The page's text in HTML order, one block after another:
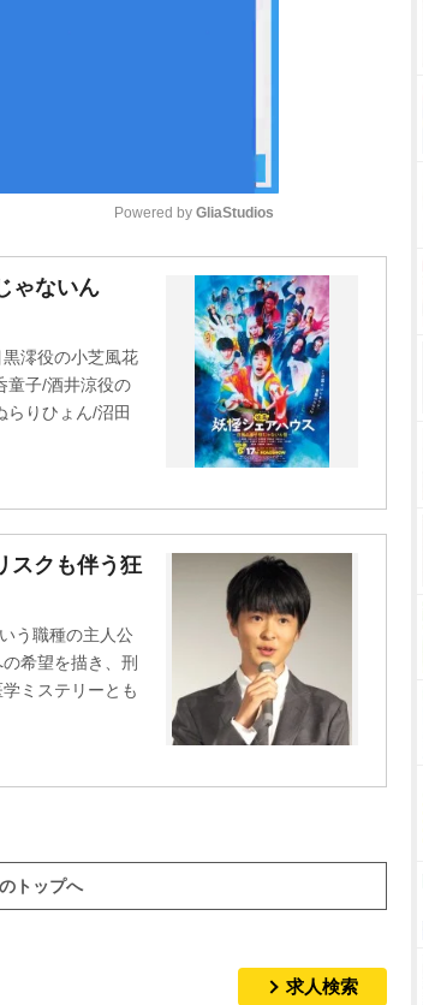
Powered by GliaStudios
ゃないん
澪役の小芝風花
童子/酒井涼役の
らりひょん/沼田
スクも伴う狂
う職種の主人公
希望を描き、刑
ミステリーとも
トップへ
求人検索